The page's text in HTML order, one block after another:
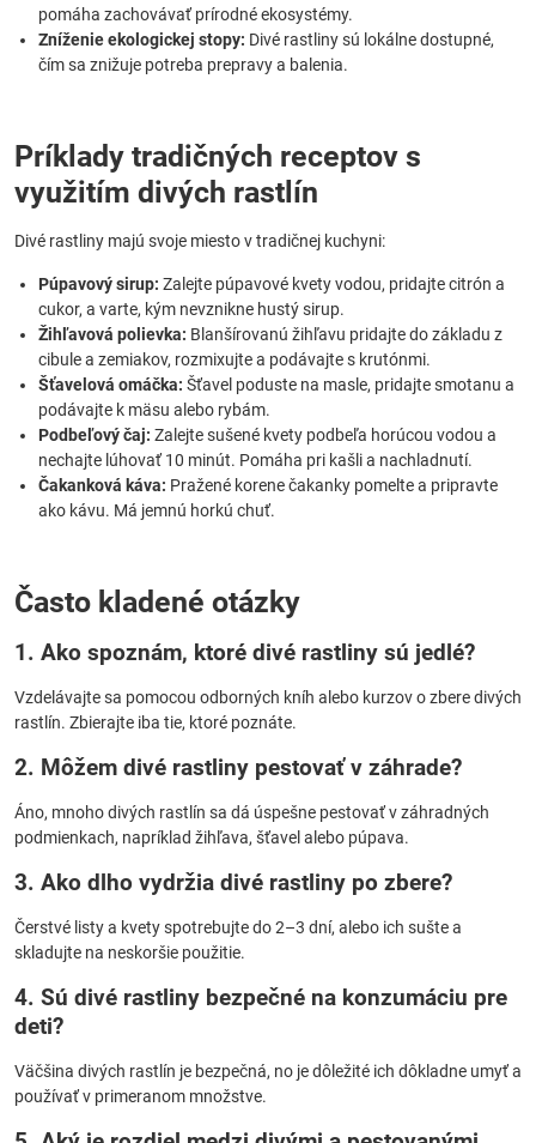
pomáha zachovávať prírodné ekosystémy.
Zníženie ekologickej stopy: Divé rastliny sú lokálne dostupné,
čím sa znižuje potreba prepravy a balenia.
Príklady tradičných receptov s
využitím divých rastlín
Divé rastliny majú svoje miesto v tradičnej kuchyni:
Púpavový sirup: Zalejte púpavové kvety vodou, pridajte citrón a
cukor, a varte, kým nevznikne hustý sirup.
Žihľavová polievka: Blanšírovanú žihľavu pridajte do základu z
cibule a zemiakov, rozmixujte a podávajte s krutónmi.
Šťavelová omáčka: Šťavel poduste na masle, pridajte smotanu a
podávajte k mäsu alebo rybám.
Podbeľový čaj: Zalejte sušené kvety podbeľa horúcou vodou a
nechajte lúhovať 10 minút. Pomáha pri kašli a nachladnutí.
Čakanková káva: Pražené korene čakanky pomelte a pripravte
ako kávu. Má jemnú horkú chuť.
Často kladené otázky
1. Ako spoznám, ktoré divé rastliny sú jedlé?
Vzdelávajte sa pomocou odborných kníh alebo kurzov o zbere divých
rastlín. Zbierajte iba tie, ktoré poznáte.
2. Môžem divé rastliny pestovať v záhrade?
Áno, mnoho divých rastlín sa dá úspešne pestovať v záhradných
podmienkach, napríklad žihľava, šťavel alebo púpava.
3. Ako dlho vydržia divé rastliny po zbere?
Čerstvé listy a kvety spotrebujte do 2–3 dní, alebo ich sušte a
skladujte na neskoršie použitie.
4. Sú divé rastliny bezpečné na konzumáciu pre
deti?
Väčšina divých rastlín je bezpečná, no je dôležité ich dôkladne umyť a
používať v primeranom množstve.